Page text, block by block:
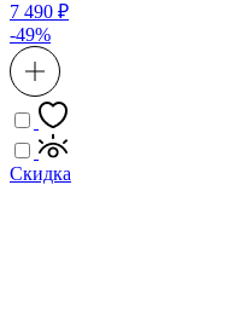
7 490 ₽
-49%
Скидка